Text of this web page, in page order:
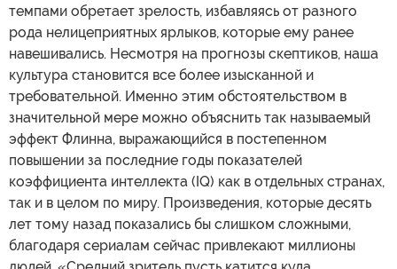
темпами обретает зрелость, избавляясь от разного
рода нелицеприятных ярлыков, которые ему ранее
навешивались. Несмотря на прогнозы скептиков, наша
культура становится все более изысканной и
требовательной. Именно этим обстоятельством в
значительной мере можно объяснить так называемый
эффект Флинна, выражающийся в постепенном
повышении за последние годы показателей
коэффициента интеллекта (IQ) как в отдельных странах,
так и в целом по миру. Произведения, которые десять
лет тому назад показались бы слишком сложными,
благодаря сериалам сейчас привлекают миллионы